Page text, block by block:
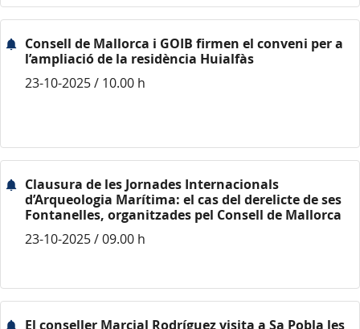
Consell de Mallorca i GOIB firmen el conveni per a
l’ampliació de la residència Huialfàs
23-10-2025 / 10.00 h
Clausura de les Jornades Internacionals
d’Arqueologia Marítima: el cas del derelicte de ses
Fontanelles, organitzades pel Consell de Mallorca
23-10-2025 / 09.00 h
El conseller Marcial Rodríguez visita a Sa Pobla les